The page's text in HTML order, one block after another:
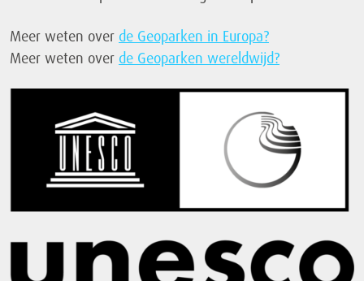
Meer weten over de Geoparken in Europa?
Meer weten over de Geoparken wereldwijd?